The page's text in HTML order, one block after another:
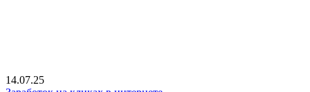
14.07.25